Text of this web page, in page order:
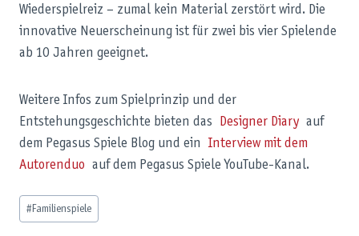
Wiederspielreiz – zumal kein Material zerstört wird. Die
innovative Neuerscheinung ist für zwei bis vier Spielende
ab 10 Jahren geeignet.
Weitere Infos zum Spielprinzip und der
Entstehungsgeschichte bieten das
Designer Diary auf
dem Pegasus Spiele Blog und ein Interview mit dem
Autorenduo auf dem Pegasus Spiele YouTube-Kanal.
Schlagworte:
# Familienspiele